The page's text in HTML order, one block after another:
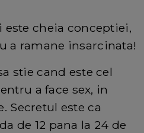
este cheia conceptiei,
a ramane insarcinata!
stie cand este cel
a face sex, in
Secretul este ca
de 12 pana la 24 de